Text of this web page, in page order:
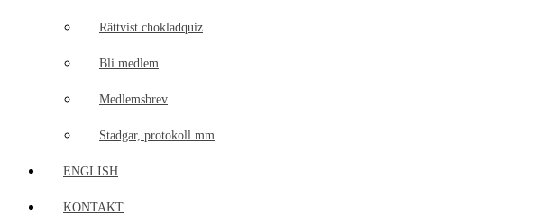
Rättvist chokladquiz
Bli medlem
Medlemsbrev
Stadgar, protokoll mm
ENGLISH
KONTAKT